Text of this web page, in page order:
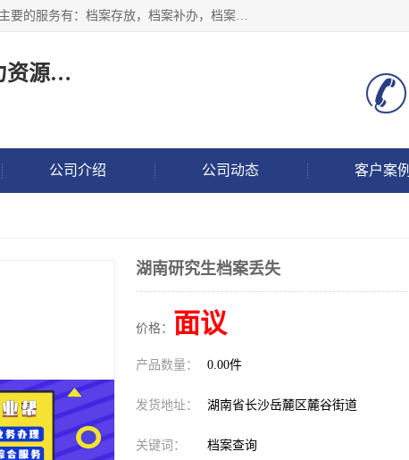
长沙毕业帮人力资源咨询有限责任公司是一家拥有8年多经验的人事服务代理机构。主要的服务有：档案存放，档案补办，档案激活，档案查询，档案查找，档案托管，档案调取，档案异地代办，档案异常处理 等；提供毕业档案处理、人事档案服务、商务代理代办、个人档案等服务，同时办事过程全程与客户沟通，确保真实、安全、可靠！
长沙高新技术产业开发区毕业帮人力资源咨询有限责任公司
公司介绍 公司动态 客户案例
湖南研究生档案丢失
价格： 面议
产品数量： 0.00件
发货地址： 湖南省长沙岳麓区麓谷街道
关键词： 档案查询